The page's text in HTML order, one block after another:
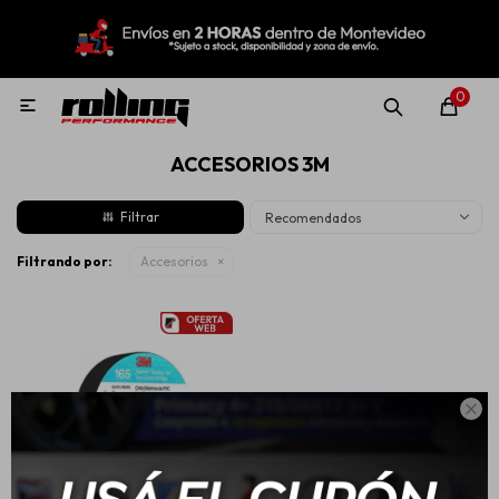

0

ACCESORIOS 3M
Recomendados
Filtrando por: Accesorios
MI CUENTA
Nuevo! Rolling Repuestos
Llantas
Aditivos